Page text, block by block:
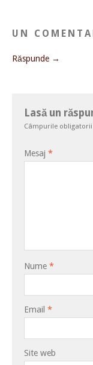
UN
Răspunde →
Lasă un
Câmpurile
Mesaj *
Nume *
Email *
Site web